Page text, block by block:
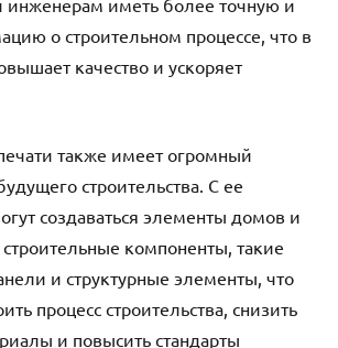
иметь более точную и
о строительном процессе, что в
качество и ускоряет
также имеет огромный
строительства. С ее
создаваться элементы домов и
компоненты, такие
и структурные элементы, что
процесс строительства, снизить
и повысить стандарты